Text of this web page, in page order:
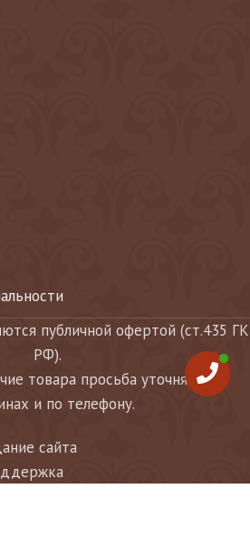
публичной офертой (ст.435 ГК
РФ).
товара просьба уточнять в
и по телефону.
сайта